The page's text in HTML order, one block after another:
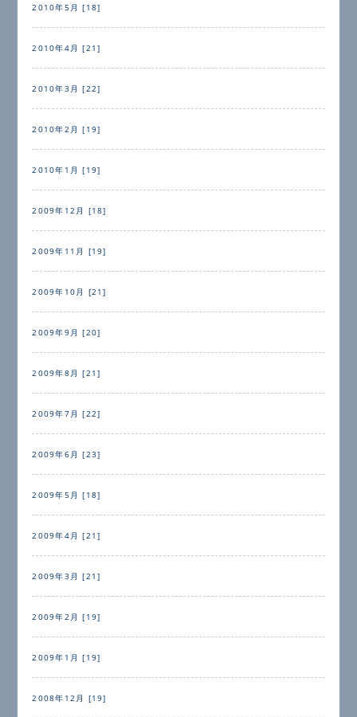
2010年5月 [18]
2010年4月 [21]
2010年3月 [22]
2010年2月 [19]
2010年1月 [19]
2009年12月 [18]
2009年11月 [19]
2009年10月 [21]
2009年9月 [20]
2009年8月 [21]
2009年7月 [22]
2009年6月 [23]
2009年5月 [18]
2009年4月 [21]
2009年3月 [21]
2009年2月 [19]
2009年1月 [19]
2008年12月 [19]